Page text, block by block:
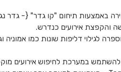
באמצעות תיחום "קו גדר" {- גדר
והקפצת אירועים כנדרש.
לגילוי דליפות שונות כמו